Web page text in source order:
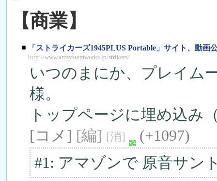
【商業】
■ 「ストライカーズ1945PLUS Portable」サイト、動画
http://www.arcsystemworks.jp/strikers/
いつのまにか、プレイム
様。
トップページに埋め込み
[コメ] [編] [消]
(+1097)
#1: アマゾンで 原音サン